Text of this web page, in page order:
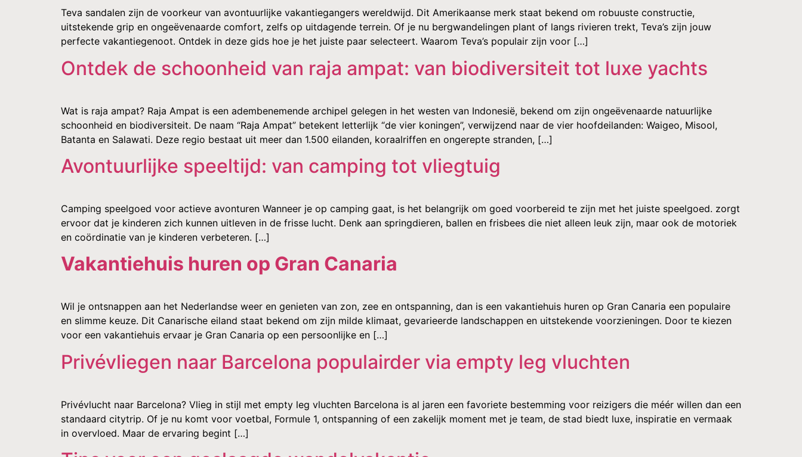
Teva sandalen zijn de voorkeur van avontuurlijke vakantiegangers wereldwijd. Dit Amerikaanse merk staat bekend om robuuste constructie,
uitstekende grip en ongeëvenaarde comfort, zelfs op uitdagende terrein. Of je nu bergwandelingen plant of langs rivieren trekt, Teva’s zijn jouw
perfecte vakantiegenoot. Ontdek in deze gids hoe je het juiste paar selecteert. Waarom Teva’s populair zijn voor […]
Ontdek de schoonheid van raja ampat: van biodiversiteit tot luxe yachts
Wat is raja ampat? Raja Ampat is een adembenemende archipel gelegen in het westen van Indonesië, bekend om zijn ongeëvenaarde natuurlijke
schoonheid en biodiversiteit. De naam “Raja Ampat” betekent letterlijk “de vier koningen”, verwijzend naar de vier hoofdeilanden: Waigeo, Misool,
Batanta en Salawati. Deze regio bestaat uit meer dan 1.500 eilanden, koraalriffen en ongerepte stranden, […]
Avontuurlijke speeltijd: van camping tot vliegtuig
Camping speelgoed voor actieve avonturen Wanneer je op camping gaat, is het belangrijk om goed voorbereid te zijn met het juiste speelgoed. zorgt
ervoor dat je kinderen zich kunnen uitleven in de frisse lucht. Denk aan springdieren, ballen en frisbees die niet alleen leuk zijn, maar ook de motoriek
en coördinatie van je kinderen verbeteren. […]
Vakantiehuis huren op Gran Canaria
Wil je ontsnappen aan het Nederlandse weer en genieten van zon, zee en ontspanning, dan is een vakantiehuis huren op Gran Canaria een populaire
en slimme keuze. Dit Canarische eiland staat bekend om zijn milde klimaat, gevarieerde landschappen en uitstekende voorzieningen. Door te kiezen
voor een vakantiehuis ervaar je Gran Canaria op een persoonlijke en […]
Privévliegen naar Barcelona populairder via empty leg vluchten
Privévlucht naar Barcelona? Vlieg in stijl met empty leg vluchten Barcelona is al jaren een favoriete bestemming voor reizigers die méér willen dan een
standaard citytrip. Of je nu komt voor voetbal, Formule 1, ontspanning of een zakelijk moment met je team, de stad biedt luxe, inspiratie en vermaak
in overvloed. Maar de ervaring begint […]